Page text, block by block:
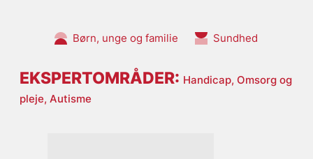
Børn, unge og familie Sundhed
EKSPERTOMRÅDER: Handicap, Omsorg og
pleje, Autisme